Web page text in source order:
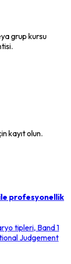
grup kursu
kayıt olun.
profesyonellik
tipleri, Band 1
Judgement